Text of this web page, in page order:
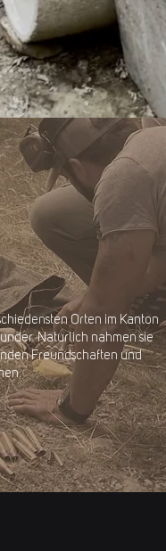
Orten im Kanton
Natürlich nahmen sie
Freundschaften und